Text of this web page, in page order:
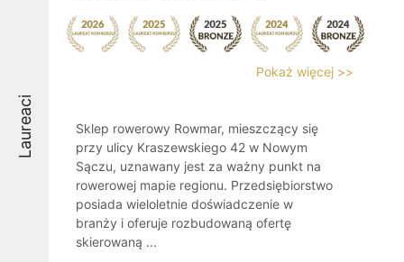
Laureaci
Pokaż więcej >>
Sklep rowerowy Rowmar, mieszczący się
przy ulicy Kraszewskiego 42 w Nowym
Sączu, uznawany jest za ważny punkt na
rowerowej mapie regionu. Przedsiębiorstwo
posiada wieloletnie doświadczenie w
branży i oferuje rozbudowaną ofertę
skierowaną ...